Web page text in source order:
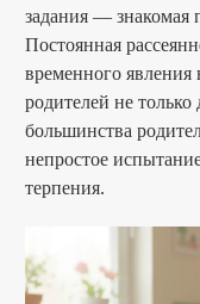
задания — знакомая
Постоянная
временного явления
родителей не только
большинства
непростое
терпения.